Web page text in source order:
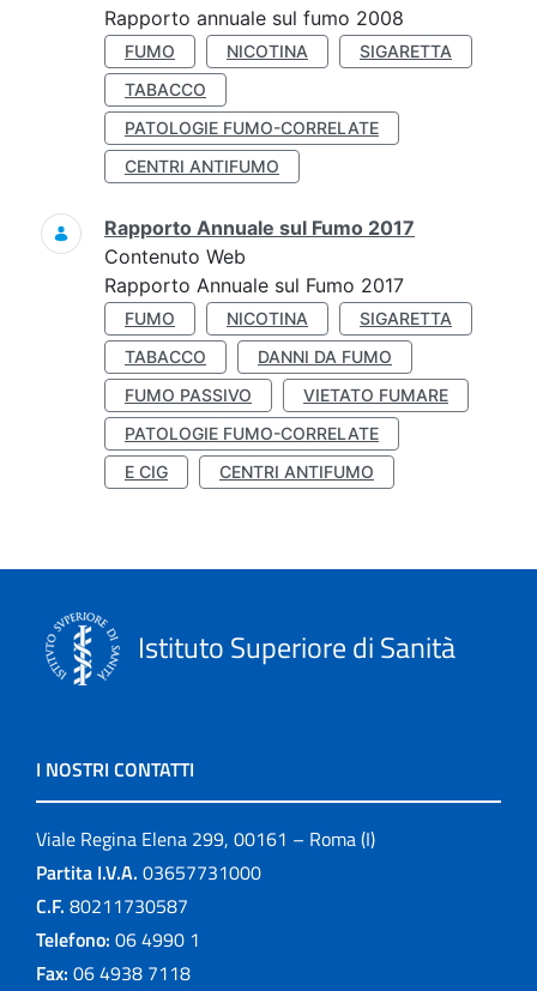
Rapporto annuale sul fumo 2008
FUMO NICOTINA
SIGARETTA
TABACCO
PATOLOGIE FUMO-CORRELATE
CENTRI ANTIFUMO
Rapporto Annuale sul Fumo 2017
Contenuto Web
Rapporto Annuale sul Fumo 2017
FUMO NICOTINA
SIGARETTA
TABACCO
DANNI DA FUMO
FUMO PASSIVO
VIETATO FUMARE
PATOLOGIE FUMO-CORRELATE
E CIG
CENTRI ANTIFUMO
Istituto Superiore di Sanità
I NOSTRI CONTATTI
Viale Regina Elena 299, 00161 – Roma (I)
Partita I.V.A. 03657731000
C.F. 80211730587
Telefono: 06 4990 1
Fax: 06 4938 7118